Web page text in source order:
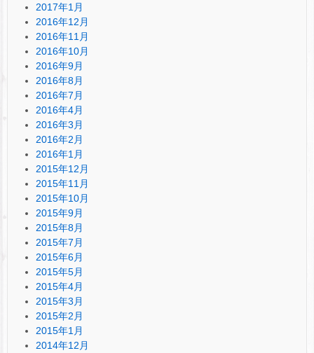
2017年1月
2016年12月
2016年11月
2016年10月
2016年9月
2016年8月
2016年7月
2016年4月
2016年3月
2016年2月
2016年1月
2015年12月
2015年11月
2015年10月
2015年9月
2015年8月
2015年7月
2015年6月
2015年5月
2015年4月
2015年3月
2015年2月
2015年1月
2014年12月